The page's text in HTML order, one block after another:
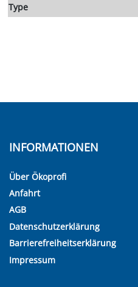
Type
INFORMATIONEN
Über Ökoprofi
Anfahrt
AGB
Datenschutzerklärung
Barrierefreiheitserklärung
Impressum